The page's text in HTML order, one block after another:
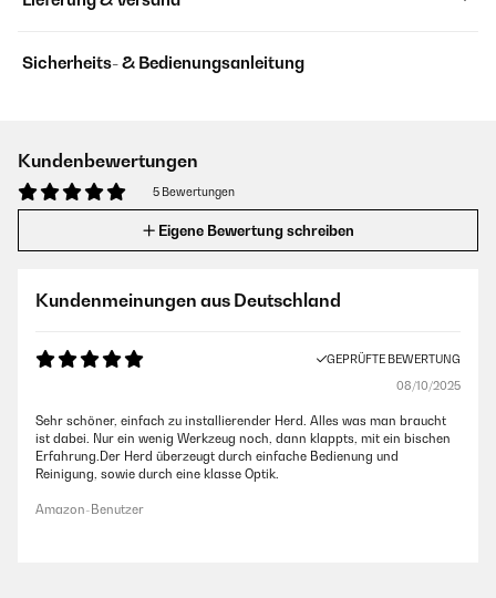
Sicherheits- & Bedienungsanleitung
Kundenbewertungen
5 Bewertungen
Eigene Bewertung schreiben
Kundenmeinungen aus Deutschland
GEPRÜFTE BEWERTUNG
08/10/2025
Sehr schöner, einfach zu installierender Herd. Alles was man braucht
ist dabei. Nur ein wenig Werkzeug noch, dann klappts, mit ein bischen
Erfahrung.Der Herd überzeugt durch einfache Bedienung und
Reinigung, sowie durch eine klasse Optik.
Amazon-Benutzer